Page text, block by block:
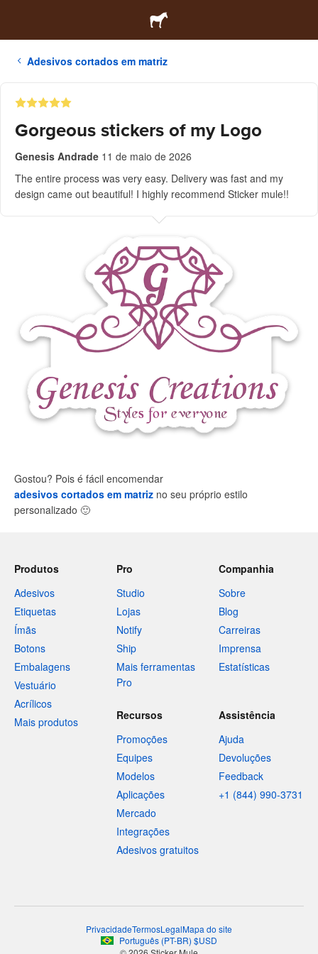
Adesivos cortados em matriz
Gorgeous stickers of my Logo
Genesis Andrade 11 de maio de 2026
The entire process was very easy. Delivery was fast and my
design came out beautiful! I highly recommend Sticker mule!!
Gostou? Pois é fácil encomendar
adesivos cortados em matriz no seu próprio estilo
personalizado 🙂
Produtos
Adesivos
Etiquetas
Ímãs
Botons
Embalagens
Vestuário
Acrílicos
Mais produtos
Pro
Studio
Lojas
Notify
Ship
Mais ferramentas
Pro
Companhia
Sobre
Blog
Carreiras
Imprensa
Estatísticas
Recursos
Promoções
Equipes
Modelos
Aplicações
Mercado
Integrações
Adesivos gratuitos
Assistência
Ajuda
Devoluções
Feedback
+1 (844) 990-3731
PrivacidadeTermosLegalMapa do site
Português (PT-BR) $USD